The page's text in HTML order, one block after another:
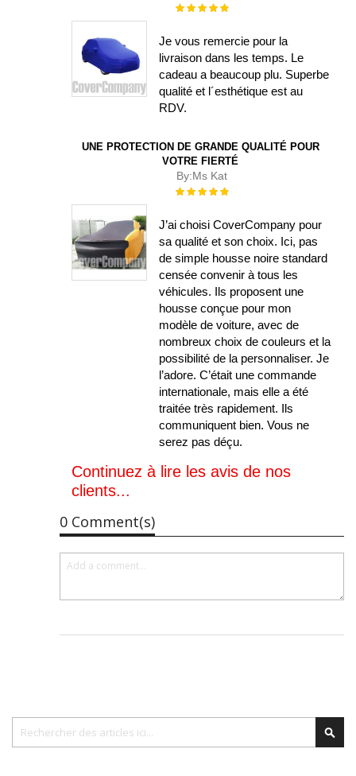
Évaluation :
Je vous remercie pour la
livraison dans les temps. Le
cadeau a beaucoup plu. Superbe
qualité et l´esthétique est au
RDV.
UNE PROTECTION DE GRANDE QUALITÉ POUR
VOTRE FIERTÉ
By:Ms Kat
Évaluation :
J’ai choisi CoverCompany pour
sa qualité et son choix. Ici, pas
de simple housse noire standard
censée convenir à tous les
véhicules. Ils proposent une
housse conçue pour mon
modèle de voiture, avec de
nombreux choix de couleurs et la
possibilité de la personnaliser. Je
l’adore. C’était une commande
internationale, mais elle a été
traitée très rapidement. Ils
communiquent bien. Vous ne
serez pas déçu.
Continuez à lire les avis de nos
clients...
0 Comment(s)